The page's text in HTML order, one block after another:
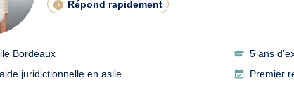
Répond rapidement
Bordeaux
5 ans
juridictionnelle en asile
Premier